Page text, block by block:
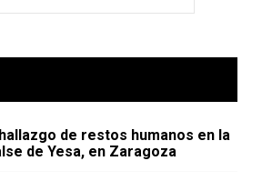
de restos humanos en la
de Yesa, en Zaragoza